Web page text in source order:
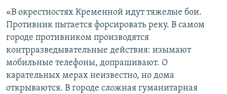
«В окрестностях Кременной идут тяжелые бои.
Противник пытается форсировать реку. В самом
городе противником производятся
контрразведывательные действия: изымают
мобильные телефоны, допрашивают. О
карательных мерах неизвестно, но дома
открываются. В городе сложная гуманитарная